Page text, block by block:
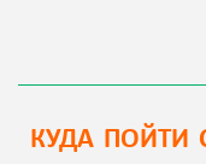
КУДА ПОЙТИ